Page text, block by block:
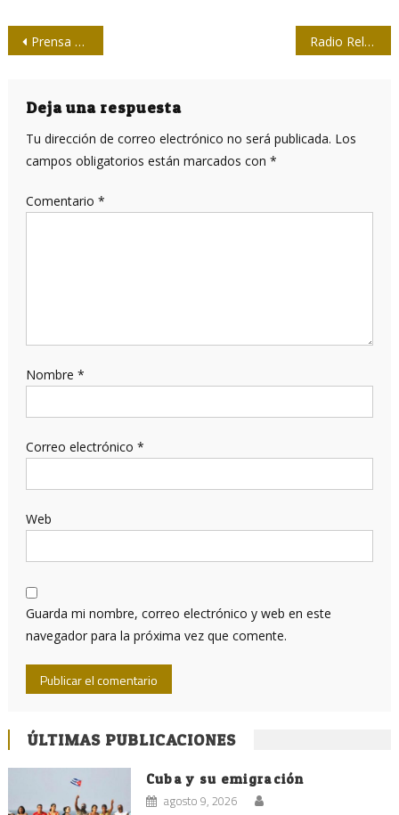
Navegación
entradas
Prensa Latina Radio Reloj está de cumple
Deja una respuesta
Tu dirección de correo electrónico no será publicada. Los
campos obligatorios están marcados con *
Comentario *
Nombre *
Correo electrónico *
Web
Guarda mi nombre, correo electrónico y web en este
navegador para la próxima vez que comente.
ÚLTIMAS PUBLICACIONES
Cuba y su emigración
agosto 9, 2026